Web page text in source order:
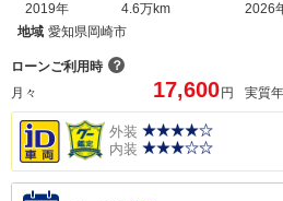
2019年
4.6万km
2026
地域 愛知県岡崎市
ローンご利用時 ？
月々
17,600 円 実質
外装
内装